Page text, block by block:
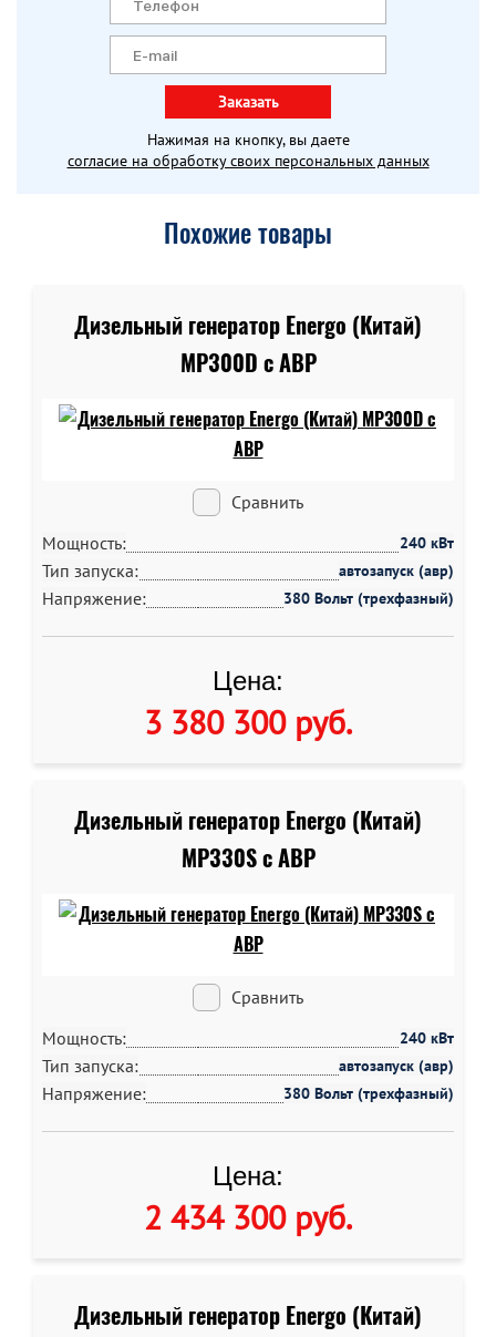
Заказать
Нажимая на кнопку, вы даете
согласие на обработку своих персональных данных
Похожие товары
Дизельный генератор Energo (Китай)
MP300D c АВР
Сравнить
Мощность:
240 кВт
Тип запуска: автозапуск (авр)
Напряжение: 380 Вольт (трехфазный)
Цена:
3 380 300 руб.
Дизельный генератор Energo (Китай)
MP330S c АВР
Сравнить
Мощность:
240 кВт
Тип запуска: автозапуск (авр)
Напряжение: 380 Вольт (трехфазный)
Цена:
2 434 300 руб.
Дизельный генератор Energo (Китай)